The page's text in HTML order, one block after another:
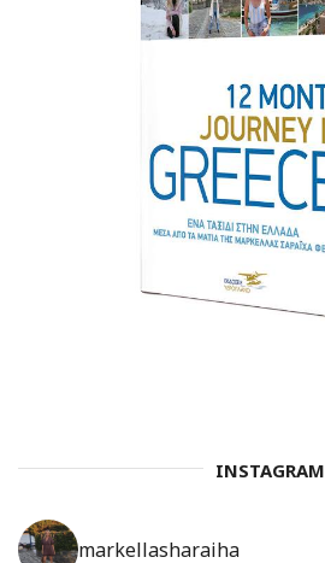
INSTAGRAM
markellasharaiha